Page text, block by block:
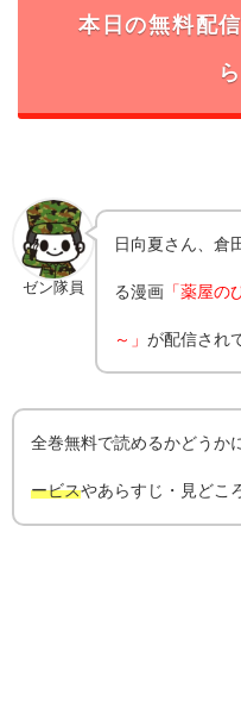
本日の無料配
ゼン隊員
日向夏さん、倉
る漫画 「薬屋
～」が配信され
全巻無料で読めるかどうか
ービスやあらすじ・見どこ